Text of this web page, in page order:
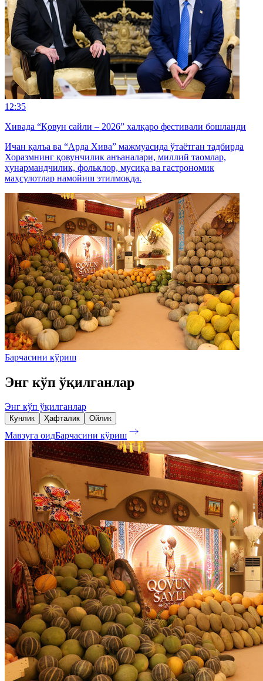
12:35
Хивада “Қовун сайли – 2026” халқаро фестивали бошланди
Ичан қалъа ва “Арда Хива” мажмуасида ўтаётган тадбирда
Хоразмнинг қовунчилик анъаналари, миллий таомлар,
ҳунармандчилик, фольклор, мусиқа ва гастрономик
маҳсулотлар намойиш этилмоқда.
Барчасини кўриш
Энг кўп ўқилганлар
Энг кўп ўқилганлар
Кунлик Ҳафталик Ойлик
Мавзуга оидБарчасини кўриш